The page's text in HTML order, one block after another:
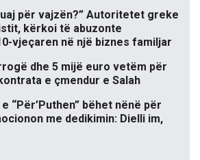
për vajzën?” Autoritetet greke
kërkoi të abuzonte
vjeçaren në një biznes familjar
dhe 5 mijë euro vetëm për
e çmendur e Salah
“Për’Puthen” bëhet nënë për
me dedikimin: Dielli im,